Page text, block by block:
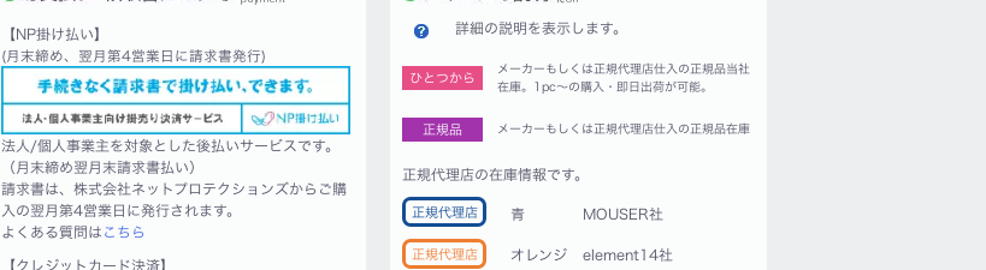
【NP掛け払い】
(月末締め、翌月第4営業日に請求書発行)
法人/個人事業主を対象とした後払いサービスです。
（月末締め翌月末請求書払い）
請求書は、株式会社ネットプロテクションズからご購
入の翌月第4営業日に発行されます。
よくある質問は こちら
【クレジットカード決済】
詳細の説明を表示します。
ひとつから
メーカーもしくは正規代理店仕入の正規品当社
在庫。1pc〜の購入・即日出荷が可能。
正規品 メーカーもしくは正規代理店仕入の正規品在庫
正規代理店の在庫情報です。
正規代理店
正規代理店
青 MOUSER社
オレンジ element14社